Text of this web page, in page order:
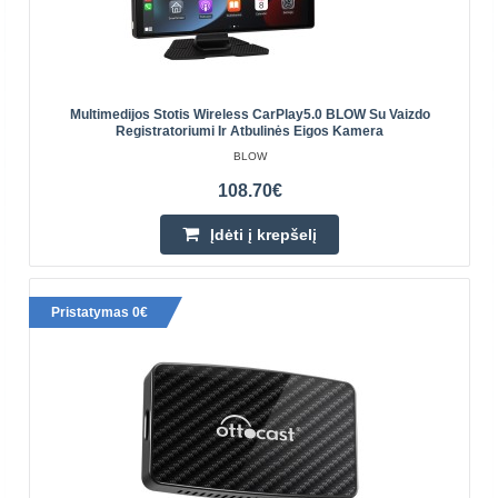
„Carlinkit TBOX-S2P“ belaidis automobilinis adapteris
„Carplay“ ir „Android“ įrenginiams Paverskite savo
Prekių Pristatymas 4-6 D.d.
Multimedijos Stotis Wireless CarPlay5.0 BLOW Su Vaizdo
Registratoriumi Ir Atbulinės Eigos Kamera
BLOW
108.70€
Įdėti į krepšelį
Pristatymas 0€